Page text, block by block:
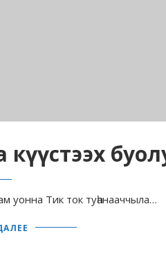
күүстээх
уонна Тик ток туһанааччыла…